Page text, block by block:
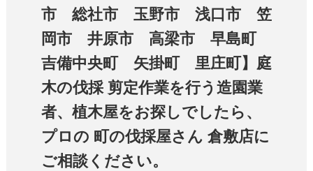
市 総社市 玉野市 浅口市 笠
岡市 井原市 高梁市 早島町
吉備中央町 矢掛町 里庄町】庭
木の伐採 剪定作業を行う造園業
者、植木屋をお探しでしたら、
プロの 町の伐採屋さん 倉敷店に
ご相談ください。